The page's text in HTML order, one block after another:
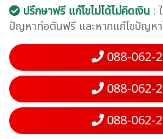
ปรึกษาฟรี แก้ไขไม่ได้ไม่คิดเงิน :
ปัญหาท่อตันฟรี และหากแก้ไขปัญหา
088-062-
088-062-
088-062-